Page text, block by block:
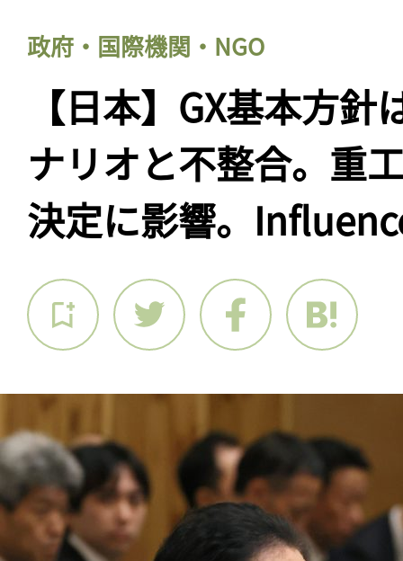
政府・国際機関・NGO
【日本】GX基本方
ナリオと不整合。重
決定に影響。